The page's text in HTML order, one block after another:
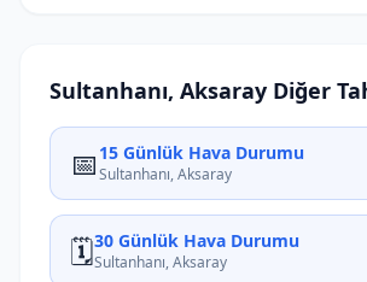
Sultanhanı, Aksaray Diğer
📅 15 Günlük Hava Durumu
Sultanhanı, Aksaray
🗓️30 Günlük Hava Durumu
Sultanhanı, Aksaray